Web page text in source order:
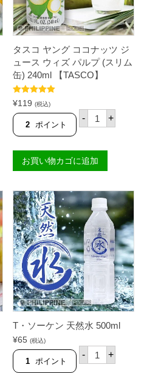
タスコ ヤング ココナッツ ジ
ュース ウィズ パルプ (スリム
缶) 240ml 【TASCO】
5段階中5.00
の評価
¥119 (税込)
2 ポイント
- タ
ス
ン
グ
コ
ナ
ッ
ツ
ジ
ュ
ー
ス
ウ
ズ
ル
プ
ス
ム
缶
)
+
お買い物カゴに追加
T・ソーケン 天然水 500ml
¥65 (税込)
1 ポイント
- T
・
+